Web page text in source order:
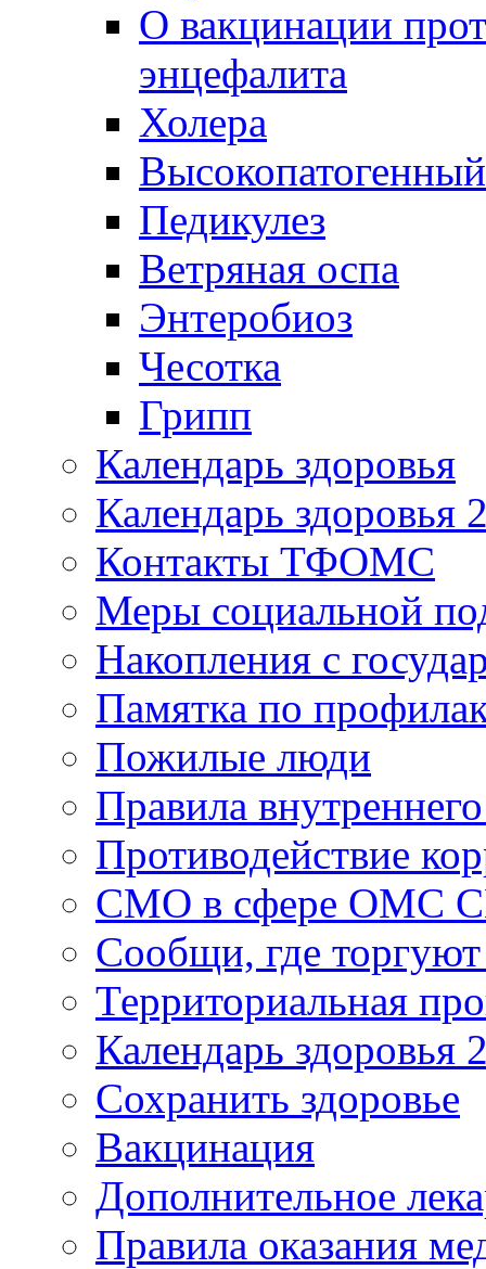
О вакцинации
энцефалита
Холера
Педикулез
Ветряная оспа
Энтеробиоз
Чесотка
Грипп
Календарь здоровья
Календарь здоровья
Контакты ТФОМС
Меры социальной
Накопления с
Памятка по
Пожилые люди
Правила
Противодействие
СМО в сфере ОМС
Сообщи, где
Территориальная
Календарь здоровья
Сохранить здоровье
Вакцинация
Дополнительное
Правила оказания